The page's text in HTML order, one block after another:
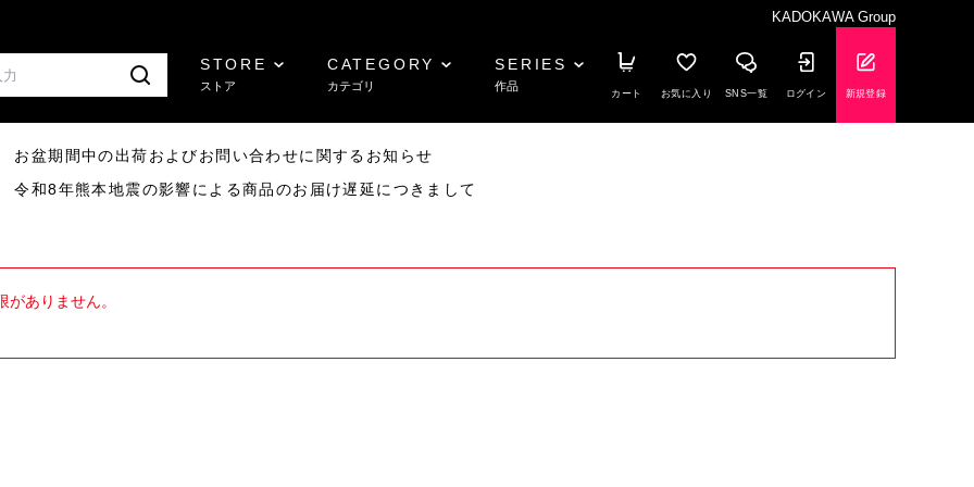
KADOKAWA Group
STORE
ストア
CATEGORY
カテゴリ
SERIES
作品
カート お気に入り SNS一覧 ログイン 新規登録
盆期間中の出荷およびお問い合わせに関するお知らせ
和8年熊本地震の影響による商品のお届け遅延につきまして
ありません。